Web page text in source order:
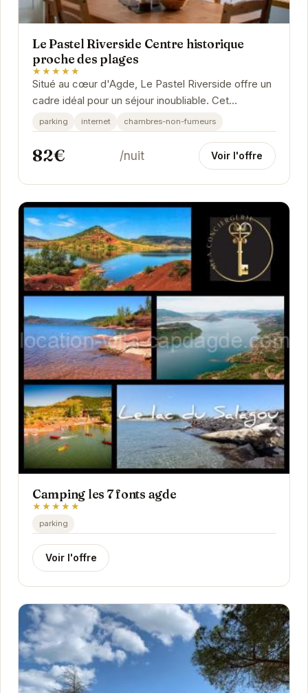
Le Pastel Riverside Centre historique
proche des plages
★★★★★
Situé au cœur d'Agde, Le Pastel Riverside offre un
cadre idéal pour un séjour inoubliable. Cet
appartement moderne et élégant est parfait pour...
parking internet chambres-non-fumeurs
82€ /nuit Voir l'offre
Camping les 7 fonts agde
★★★★★
parking
Voir l'offre